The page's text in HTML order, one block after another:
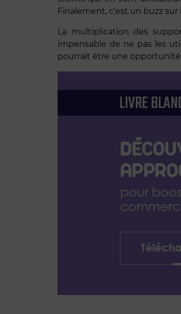
Finalement, c'est un buzz
La multiplication des
impensable de ne pas les
pourrait être une